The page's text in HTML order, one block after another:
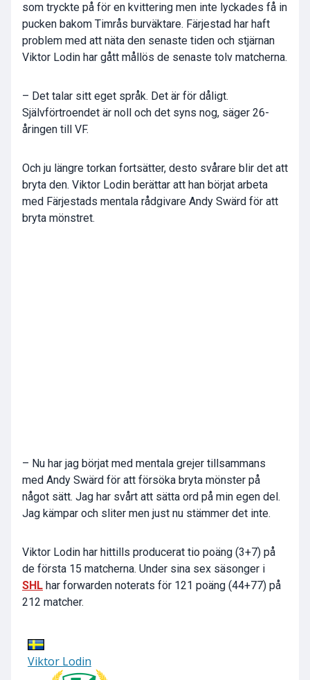
som tryckte på för en kvittering men inte lyckades få in
pucken bakom Timrås burväktare. Färjestad har haft
problem med att näta den senaste tiden och stjärnan
Viktor Lodin har gått mållös de senaste tolv matcherna.
– Det talar sitt eget språk. Det är för dåligt.
Självförtroendet är noll och det syns nog, säger 26-
åringen till VF.
Och ju längre torkan fortsätter, desto svårare blir det att
bryta den. Viktor Lodin berättar att han börjat arbeta
med Färjestads mentala rådgivare Andy Swärd för att
bryta mönstret.
– Nu har jag börjat med mentala grejer tillsammans
med Andy Swärd för att försöka bryta mönster på
något sätt. Jag har svårt att sätta ord på min egen del.
Jag kämpar och sliter men just nu stämmer det inte.
Viktor Lodin har hittills producerat tio poäng (3+7) på
de första 15 matcherna. Under sina sex säsonger i
SHL har forwarden noterats för 121 poäng (44+77) på
212 matcher.